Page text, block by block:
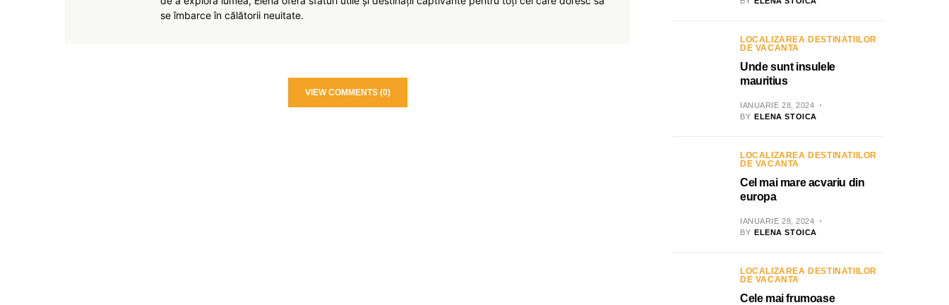
se îmbarce în călătorii neuitate.
VIEW COMMENTS (0)
LOCALIZAREA DESTINATIILOR
DE VACANTA
Unde sunt insulele
mauritius
IANUARIE 28, 2024
BY ELENA STOICA
LOCALIZAREA DESTINATIILOR
DE VACANTA
Cel mai mare acvariu din
europa
IANUARIE 28, 2024
BY ELENA STOICA
LOCALIZAREA DESTINATIILOR
DE VACANTA
Cele mai frumoase